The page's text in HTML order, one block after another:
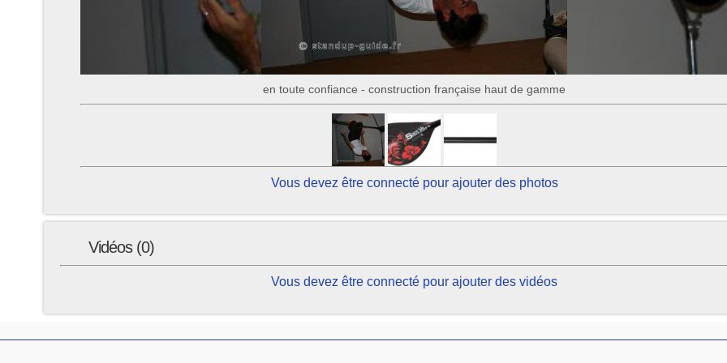
en toute confiance - construction française haut de gamme
Vous devez être connecté pour ajouter des photos
Vidéos (0)
Vous devez être connecté pour ajouter des vidéos